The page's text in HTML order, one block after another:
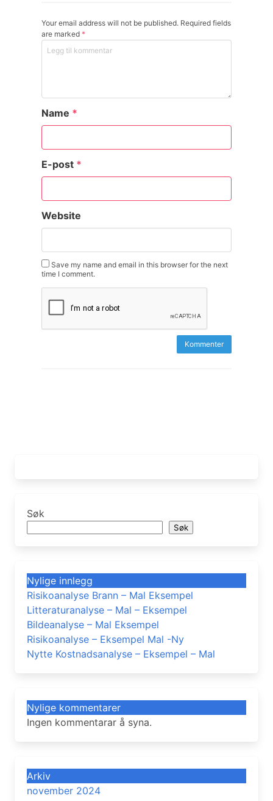
Your email address will not be published. Required fields
are marked *
Name *
E-post *
Website
Save my name and email in this browser for the next
time I comment.
Søk
Søk
Nylige innlegg
Risikoanalyse Brann – Mal Eksempel
Litteraturanalyse – Mal – Eksempel
Bildeanalyse – Mal Eksempel
Risikoanalyse – Eksempel Mal -Ny
Nytte Kostnadsanalyse – Eksempel – Mal
Nylige kommentarer
Ingen kommentarar å syna.
Arkiv
november 2024